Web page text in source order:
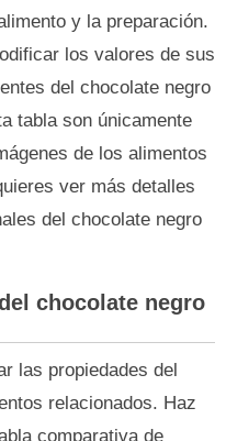
y la preparación.
los valores de sus
del chocolate negro
tabla son únicamente
de los alimentos
ver más detalles
del chocolate negro
chocolate negro
las propiedades del
relacionados. Haz
comparativa de